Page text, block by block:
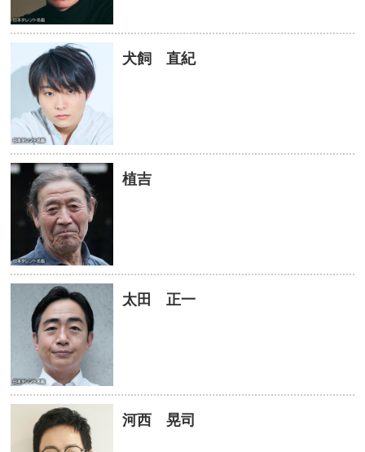
犬飼 直紀
植吉
太田 正一
河西 晃司